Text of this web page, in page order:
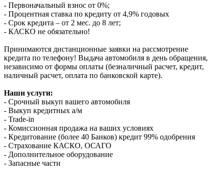
- Первоначальный взнос от 0%;
- Процентная ставка по кредиту от 4,9% годовых
- Срок кредита – от 2 мес. до 8 лет;
- КАСКО не обязательно!
Принимаются дистанционные заявки на рассмотрение
кредита по телефону! Выдача автомобиля в день обращения,
независимо от формы оплаты (безналичный расчет, кредит,
наличный расчет, оплата по банковской карте).
Наши услуги:
- Срочный выкуп вашего автомобиля
- Выкуп кредитных а/м
- Trade-in
- Комиссионная продажа на ваших условиях
- Кредитование (более 40 Банков) кредит 99% одобрения
- Страхование КАСКО, ОСАГО
- Дополнительное оборудование
- Запасные части